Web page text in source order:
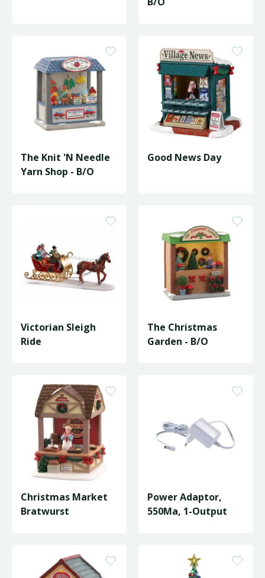
The Knit 'N Needle
Yarn Shop - B/O
Good News Day
Victorian Sleigh
Ride
The Christmas
Garden - B/O
Christmas Market
Bratwurst
Power Adaptor,
550Ma, 1-Output